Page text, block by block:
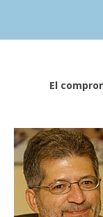
El